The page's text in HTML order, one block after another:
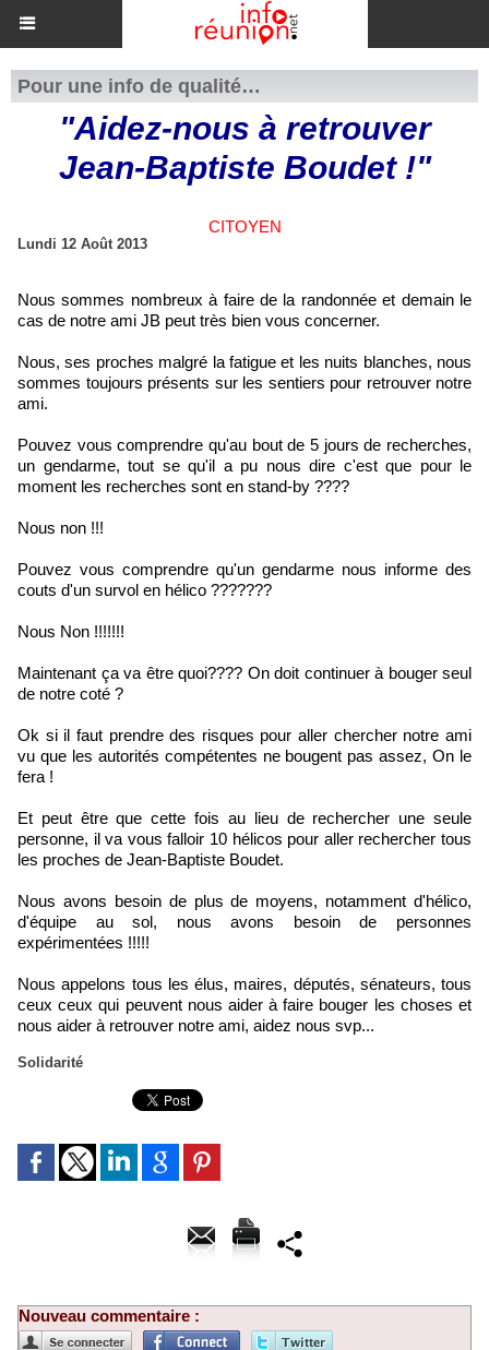
Pour une info de qualité…
"Aidez-nous à retrouver
Jean-Baptiste Boudet !"
CITOYEN
Lundi 12 Août 2013
Nous sommes nombreux à faire de la randonnée et demain le
cas de notre ami JB peut très bien vous concerner.
Nous, ses proches malgré la fatigue et les nuits blanches, nous
sommes toujours présents sur les sentiers pour retrouver notre
ami.
Pouvez vous comprendre qu'au bout de 5 jours de recherches,
un gendarme, tout se qu'il a pu nous dire c'est que pour le
moment les recherches sont en stand-by ????
Nous non !!!
Pouvez vous comprendre qu'un gendarme nous informe des
couts d'un survol en hélico ???????
Nous Non !!!!!!!
Maintenant ça va être quoi???? On doit continuer à bouger seul
de notre coté ?
Ok si il faut prendre des risques pour aller chercher notre ami
vu que les autorités compétentes ne bougent pas assez, On le
fera !
Et peut être que cette fois au lieu de rechercher une seule
personne, il va vous falloir 10 hélicos pour aller rechercher tous
les proches de Jean-Baptiste Boudet.
Nous avons besoin de plus de moyens, notamment d'hélico,
d'équipe au sol, nous avons besoin de personnes
expérimentées !!!!!
Nous appelons tous les élus, maires, députés, sénateurs, tous
ceux ceux qui peuvent nous aider à faire bouger les choses et
nous aider à retrouver notre ami, aidez nous svp...
Solidarité
Nouveau commentaire :